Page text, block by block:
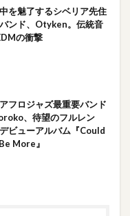
を魅了するシベリア先住
ンド、Otyken。伝統音
の衝撃
フロジャズ最重要バンド
、待望のフルレン
ビューアルバム『Could
More』